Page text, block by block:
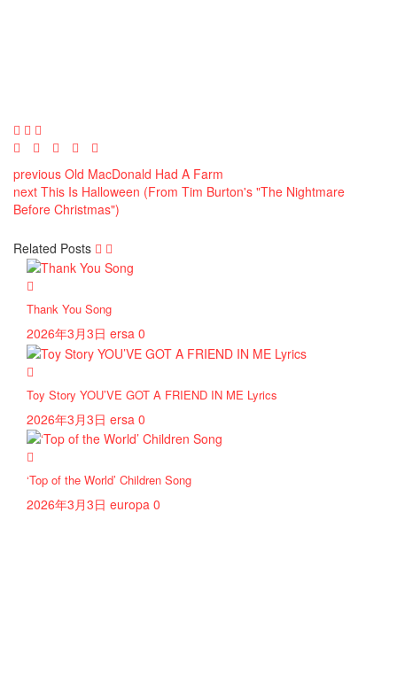
previous Old MacDonald Had A Farm
next This Is Halloween (From Tim Burton's "The Nightmare
Before Christmas")
Related Posts
Thank You Song
2026年3月3日 ersa 0
Toy Story YOU’VE GOT A FRIEND IN ME Lyrics
2026年3月3日 ersa 0
‘Top of the World’ Children Song
2026年3月3日 europa 0